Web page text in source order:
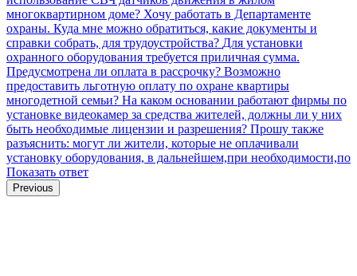
многоквартирном доме? Хочу работать в Департаменте
охраны. Куда мне можно обратиться, какие документы и
справки собрать, для трудоустройства? Для установки
охранного оборудования требуется приличная сумма.
Предусмотрена ли оплата в рассрочку? Возможно
предоставить льготную оплату по охране квартиры
многодетной семьи? На каком основании работают фирмы по
установке видеокамер за средства жителей, должны ли у них
быть необходимые лицензии и разрешения? Прошу также
разъяснить: могут ли жители, которые не оплачивали
установку оборудования, в дальнейшем,при необходимости,по
Показать ответ
Previous